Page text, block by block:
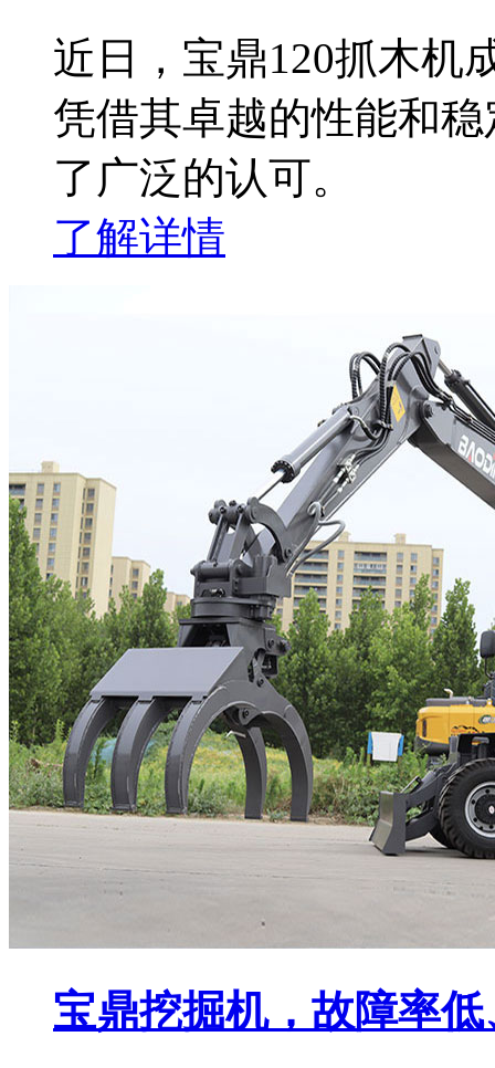
近日，宝鼎120抓木机
凭借其卓越的性能和
了广泛的认可。
了解详情
宝鼎挖掘机，故障率